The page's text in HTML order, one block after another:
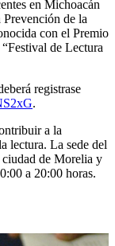
en Michoacán
de la
con el Premio
de Lectura
registrase
.
a la
lectura. La sede del
ciudad de Morelia y
a 20:00 horas.